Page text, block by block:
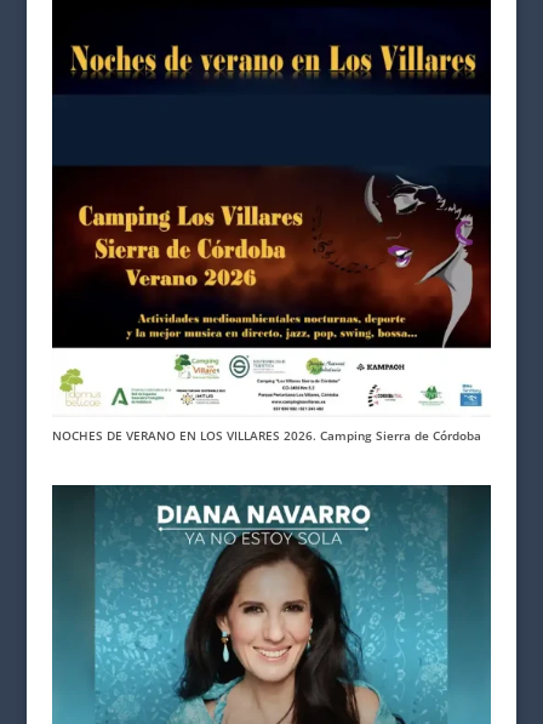
NOCHES DE VERANO EN LOS VILLARES 2026. Camping Sierra de Córdoba